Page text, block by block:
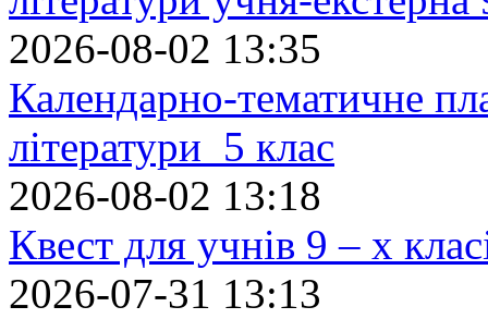
2026-08-02 13:35
Календарно-тематичне
літератури 5 клас
2026-08-02 13:18
Квест для учнів 9 – х
2026-07-31 13:13